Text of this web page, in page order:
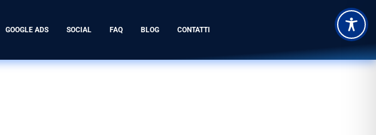
GOOGLE ADS SOCIAL FAQ BLOG CONTATTI